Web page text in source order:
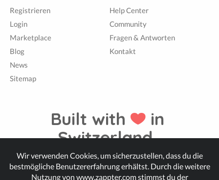
Registrieren
Login
Marketplace
Blog
News
Sitemap
Help Center
Community
Fragen & Antworten
Kontakt
Built with
in
Switzerland.
© Zappter
Wir verwenden Cookies, um sicherzustellen, dass du die
bestmögliche Benutzererfahrung erhältst. Durch die weitere
Nutzung von www.zappter.com stimmst du der